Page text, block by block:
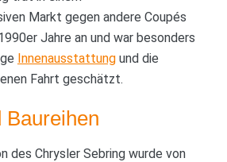
Markt gegen andere Coupés
Jahre an und war besonders
Innenausstattungund die
Fahrt geschätzt.
Baureihen
des Chrysler Sebring wurde von